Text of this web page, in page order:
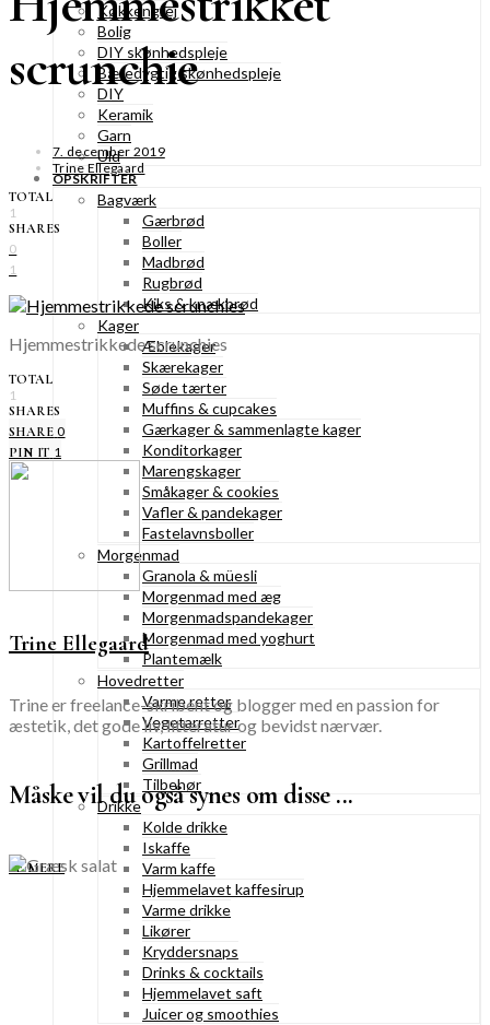
Køkkengrej
Bolig
DIY skønhedspleje
Bæredygtig skønhedspleje
DIY
Keramik
Garn
Uld
OPSKRIFTER
Bagværk
Gærbrød
Boller
Madbrød
Rugbrød
Kiks & knækbrød
Kager
Æblekager
Skærekager
Søde tærter
Muffins & cupcakes
Gærkager & sammenlagte kager
Konditorkager
Marengskager
Småkager & cookies
Vafler & pandekager
Fastelavnsboller
Morgenmad
Granola & müesli
Morgenmad med æg
Morgenmadspandekager
Morgenmad med yoghurt
Plantemælk
Hovedretter
Varme retter
Vegetarretter
Kartoffelretter
Grillmad
Tilbehør
Drikke
Kolde drikke
Iskaffe
Varm kaffe
Hjemmelavet kaffesirup
Varme drikke
Likører
Kryddersnaps
Drinks & cocktails
Hjemmelavet saft
Juicer og smoothies
scrunchie
7. december 2019
Trine Ellegaard
TOTAL
1
SHARES
0
1
Hjemmestrikkede scrunchies
TOTAL
1
SHARES
SHARE 0
PIN IT 1
Trine Ellegaard
Trine er freelance-skribent og blogger med en passion for
æstetik, det gode liv, litteratur og bevidst nærvær.
Måske vil du også synes om disse ...
SE MERE